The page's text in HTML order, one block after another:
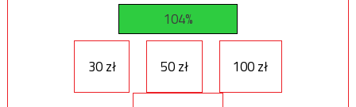
104%
30 zł 50 zł 100 zł